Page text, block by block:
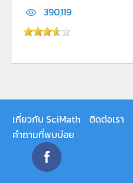
390,119
เกี่ยวกับ SciMath ติดต่อเรา
คำถามที่พบบ่อย